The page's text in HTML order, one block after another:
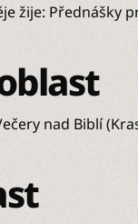
žije: Přednášky
nad Biblí